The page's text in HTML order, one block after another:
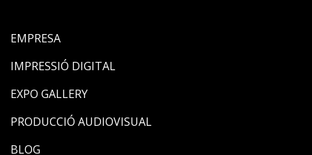
EMPRESA
IMPRESSIÓ DIGITAL
EXPO GALLERY
PRODUCCIÓ AUDIOVISUAL
BLOG